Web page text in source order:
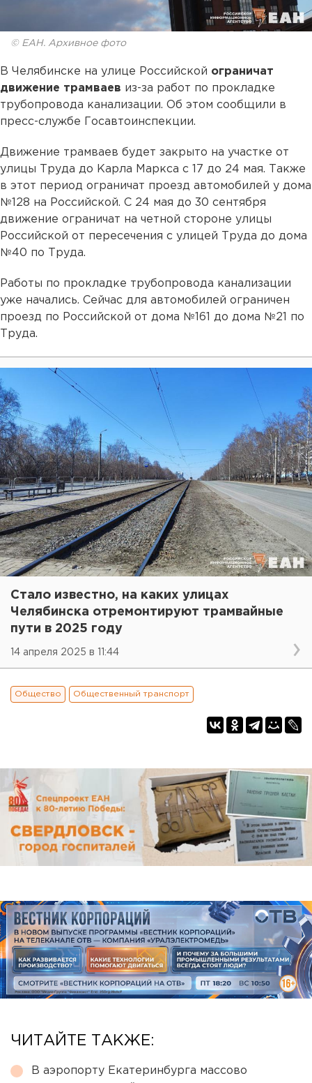
© ЕАН. Архивное фото
В Челябинске на улице Российской ограничат
движение трамваев из-за работ по прокладке
трубопровода канализации. Об этом сообщили в
пресс-службе Госавтоинспекции.
Движение трамваев будет закрыто на участке от
улицы Труда до Карла Маркса с 17 до 24 мая. Также
в этот период ограничат проезд автомобилей у дома
№128 на Российской. С 24 мая до 30 сентября
движение ограничат на четной стороне улицы
Российской от пересечения с улицей Труда до дома
№40 по Труда.
Работы по прокладке трубопровода канализации
уже начались. Сейчас для автомобилей ограничен
проезд по Российской от дома №161 до дома №21 по
Труда.
Стало известно, на каких улицах
Челябинска отремонтируют трамвайные
пути в 2025 году
14 апреля 2025 в 11:44
Общество Общественный транспорт
ЧИТАЙТЕ ТАКЖЕ:
В аэропорту Екатеринбурга массово